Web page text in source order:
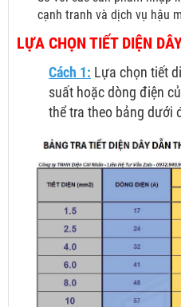
cạnh tranh và dịch vụ hậu
LỰA CHỌN TIẾT DIỆN
Cách 1: Lựa chọn tiết
suất hoặc dòng điện
thể tra theo bảng dưới